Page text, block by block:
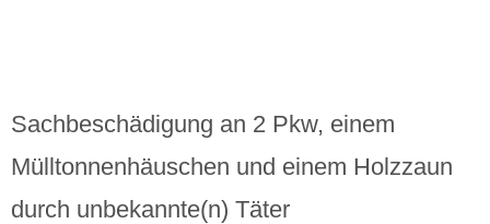
Sachbeschädigung an 2 Pkw, einem
Mülltonnenhäuschen und einem Holzzaun
durch unbekannte(n) Täter